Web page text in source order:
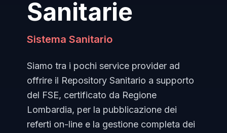
Sanitarie
Sistema Sanitario
Siamo tra i pochi service provider ad
offrire il Repository Sanitario a supporto
del FSE, certificato da Regione
Lombardia, per la pubblicazione dei
referti on-line e la gestione completa dei